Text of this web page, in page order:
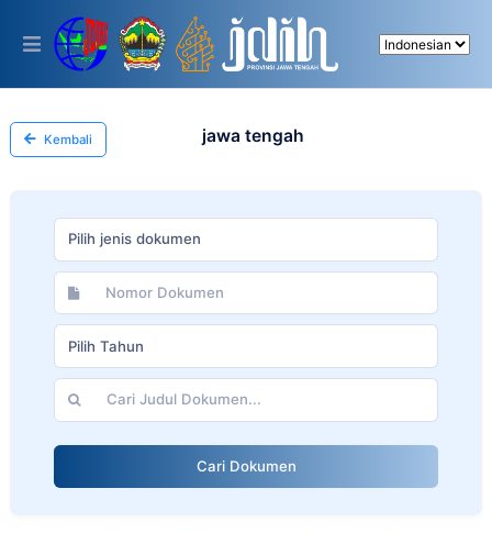
This
includes
accessibility
system.
Kembali jawa tengah
Pilih jenis dokumen
Pilih Tahun
Cari Dokumen